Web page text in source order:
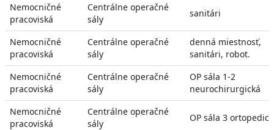
Nemocničné
pracoviská
Centrálne operačné
sály
sanitári
Nemocničné
pracoviská
Centrálne operačné
sály
denná miestnosť,
sanitári, robot.
Nemocničné
pracoviská
Centrálne operačné
sály
OP sála 1-2
neurochirurgická
Nemocničné
pracoviská
Centrálne operačné
sály
OP sála 3